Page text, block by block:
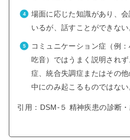
場面に応じた知識があり、
いるが、話すことができない
コミュニケーション症（例：
吃音）ではうまく説明され
症、統合失調症またはその
中にのみ起こるものではない
引用：DSM‐５ 精神疾患の診断